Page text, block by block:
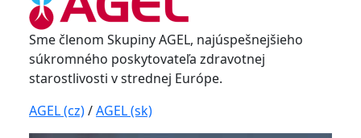
Sme členom Skupiny AGEL, najúspešnejšieho
súkromného poskytovateľa zdravotnej
starostlivosti v strednej Európe.
AGEL (cz)/AGEL (sk)